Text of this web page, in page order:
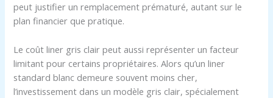
peut justifier un remplacement prématuré, autant sur le
plan financier que pratique.
Le coût liner gris clair peut aussi représenter un facteur
limitant pour certains propriétaires. Alors qu’un liner
standard blanc demeure souvent moins cher,
l’investissement dans un modèle gris clair, spécialement